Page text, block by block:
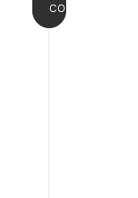
COMPRANDO